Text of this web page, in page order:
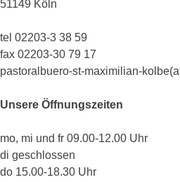
51149 Köln
tel 02203-3 38 59
fax 02203-30 79 17
pastoralbuero-st-maximilian-
Unsere Öffnungszeiten
mo, mi und fr 09.00-12.00 Uhr
di geschlossen
do 15.00-18.30 Uhr